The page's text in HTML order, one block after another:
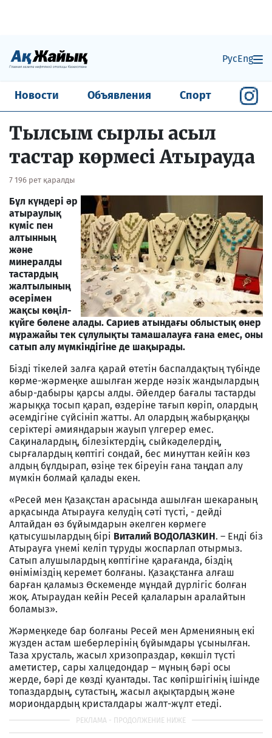
РусEng
Новости Объявления Спорт
Тылсым сырлы асыл
тастар көрмесі Атырауда
7 196 рет қаралды
Бұл күндері әр
атыраулық
күміс пен
алтынның
және
минералды
тастардың
жалтылының
әсерімен
жақсы көңіл-
күйге бөлене алады. Сариев атындағы облыстық өнер
мұражайы тек сұлулықты тамашалауға ғана емес, оны
сатып алу мүмкіндігіне де шақырады.
Бізді тікелей залға қарай өтетін баспалдақтың түбінде
көрме-жәрмеңке ашылған жерде нәзік жандылардың
абыр-дабыры қарсы алды. Әйелдер бағалы тастарды
жарыққа тосып қарап, өздеріне тағып көріп, олардың
әсемдігіне сүйсініп жатты. Ал олардың жабырқаңқы
серіктері әмияндарын жауып үлгерер емес.
Сақиналардың, білезіктердің, сыйкәделердің,
сырғалардың көптігі сондай, бес минуттан кейін көз
алдың бұлдырап, өзіңе тек біреуін ғана таңдап алу
мүмкін болмай қалады екен.
«Ресей мен Қазақстан арасында ашылған шекараның
арқасында Атырауға келудің сәті түсті, - дейді
Алтайдан өз бұйымдарын әкелген көрмеге
қатысушылардың бірі Виталий ВОДОЛАЗКИН. – Енді біз
Атырауға үнемі келіп тұруды жоспарлап отырмыз.
Сатып алушылардың көптігіне қарағанда, біздің
өніміміздің керемет болғаны. Қазақстанға алғаш
барған қаламыз Өскеменде мұндай дүрлігіс болған
жоқ. Атыраудан кейін Ресей қалаларын аралайтын
боламыз».
Жәрмеңкеде бар болғаны Ресей мен Арменияның екі
жүзден астам шеберлерінің бұйымдары ұсынылған.
Таза хрусталь, жасыл хризопраздар, көкшіл түсті
аметистер, сары халцедондар – мұның бәрі осы
жерде, бәрі де көзді қуантады. Тас көпіршігінің ішінде
топаздардың, сутастың, жасыл ақықтардың және
мориондардың кристалдары жалт-жұлт етеді.